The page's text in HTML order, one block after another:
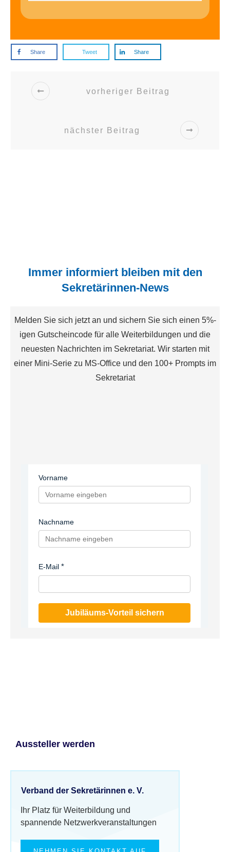
Share Tweet Share
vorheriger Beitrag
nächster Beitrag
Immer informiert bleiben mit den
Sekretärinnen-News
Melden Sie sich jetzt an und sichern Sie sich einen 5%-
igen Gutscheincode für alle Weiterbildungen und die
neuesten Nachrichten im Sekretariat. Wir starten mit
einer Mini-Serie zu MS-Office und den 100+ Prompts im
Sekretariat
Vorname
Nachname
E-Mail
Jubiläums-Vorteil sichern
Aussteller werden
Verband der Sekretärinnen e. V.
Ihr Platz für Weiterbildung und
spannende Netzwerkveranstaltungen